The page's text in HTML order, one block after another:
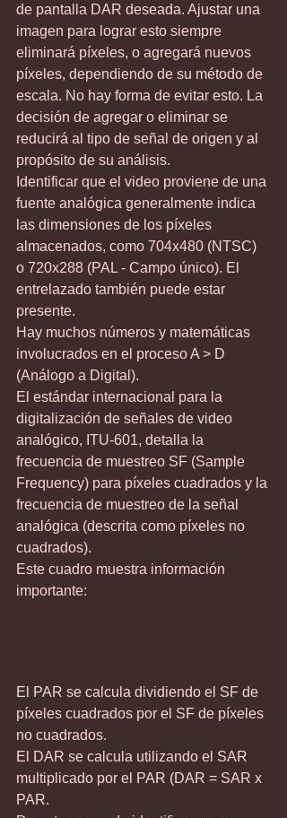
de pantalla DAR deseada. Ajustar una
imagen para lograr esto siempre
eliminará píxeles, o agregará nuevos
píxeles, dependiendo de su método de
escala. No hay forma de evitar esto. La
decisión de agregar o eliminar se
reducirá al tipo de señal de origen y al
propósito de su análisis.
Identificar que el video proviene de una
fuente analógica generalmente indica
las dimensiones de los píxeles
almacenados, como 704x480 (NTSC)
o 720x288 (PAL - Campo único). El
entrelazado también puede estar
presente.
Hay muchos números y matemáticas
involucrados en el proceso A > D
(Análogo a Digital).
El estándar internacional para la
digitalización de señales de video
analógico, ITU-601, detalla la
frecuencia de muestreo SF (Sample
Frequency) para píxeles cuadrados y la
frecuencia de muestreo de la señal
analógica (descrita como píxeles no
cuadrados).
Este cuadro muestra información
importante:
El PAR se calcula dividiendo el SF de
píxeles cuadrados por el SF de píxeles
no cuadrados.
El DAR se calcula utilizando el SAR
multiplicado por el PAR (DAR = SAR x
PAR.